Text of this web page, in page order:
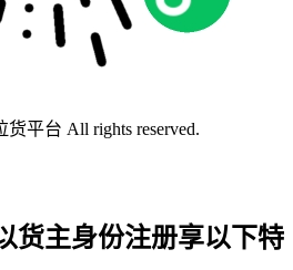
平台 All rights reserved.
货主身份注册享以下特